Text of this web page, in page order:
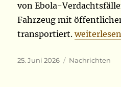
von Ebola-
Fahrzeug mit
transportiert.weiterlesen
Veröffentlicht
25. Juni 2026 Kategorien
Nachrichten